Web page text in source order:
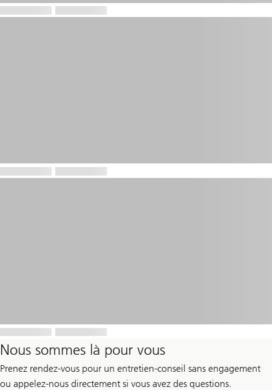
Nous sommes là pour vous
Prenez rendez-vous pour un entretien-conseil sans engagement
ou appelez-nous directement si vous avez des questions.